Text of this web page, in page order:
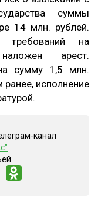
суммы
14 млн. рублей.
требований на
арест.
сумму 1,5 млн.
исполнение
канал